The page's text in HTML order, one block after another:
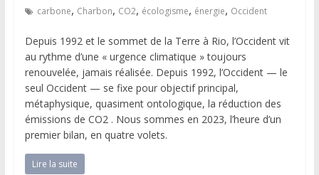
carbone, Charbon, CO2, écologisme, énergie, Occident
Depuis 1992 et le sommet de la Terre à Rio, l’Occident vit
au rythme d’une « urgence climatique » toujours
renouvelée, jamais réalisée. Depuis 1992, l’Occident — le
seul Occident — se fixe pour objectif principal,
métaphysique, quasiment ontologique, la réduction des
émissions de CO2 . Nous sommes en 2023, l’heure d’un
premier bilan, en quatre volets.
Lire la suite